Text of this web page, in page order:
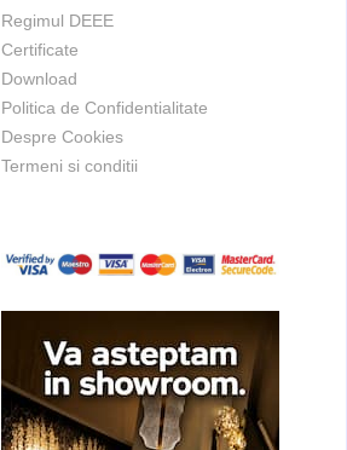
Regimul DEEE
Certificate
Download
Politica de Confidentialitate
Despre Cookies
Termeni si conditii